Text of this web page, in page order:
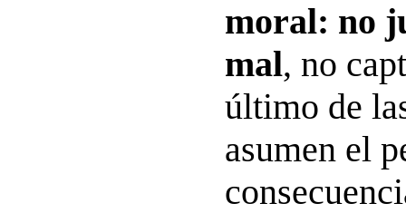
moral: no
mal, no
último de
asumen el